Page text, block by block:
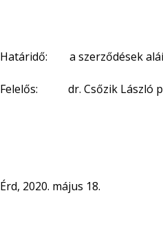
Határidő: a szerződések
Felelős: dr. Csőzik László
Érd, 2020. május 18.